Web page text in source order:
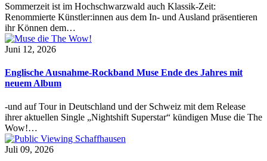
Sommerzeit ist im Hochschwarzwald auch Klassik-Zeit:
Renommierte Künstler:innen aus dem In- und Ausland präsentieren
ihr Können dem…
Juni 12, 2026
Englische Ausnahme-Rockband Muse Ende des Jahres mit
neuem Album
-und auf Tour in Deutschland und der Schweiz mit dem Release
ihrer aktuellen Single „Nightshift Superstar“ kündigen Muse die The
Wow!…
Juli 09, 2026